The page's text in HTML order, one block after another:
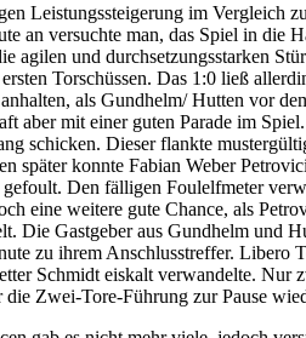
Leistungssteigerung im Vergleich
an versuchte man, das Spiel in die
agilen und durchsetzungsstarken
Torschüssen. Das 1:0 ließ
als Gundhelm/ Hutten vor
aber mit einer guten Parade im
schicken. Dieser flankte
später konnte Fabian Weber
Den fälligen Foulelfmeter
eine weitere gute Chance, als
Die Gastgeber aus Gundhelm und
zu ihrem Anschlusstreffer. Libero
Schmidt eiskalt verwandelte. Nur
Zwei-Tore-Führung zur Pause